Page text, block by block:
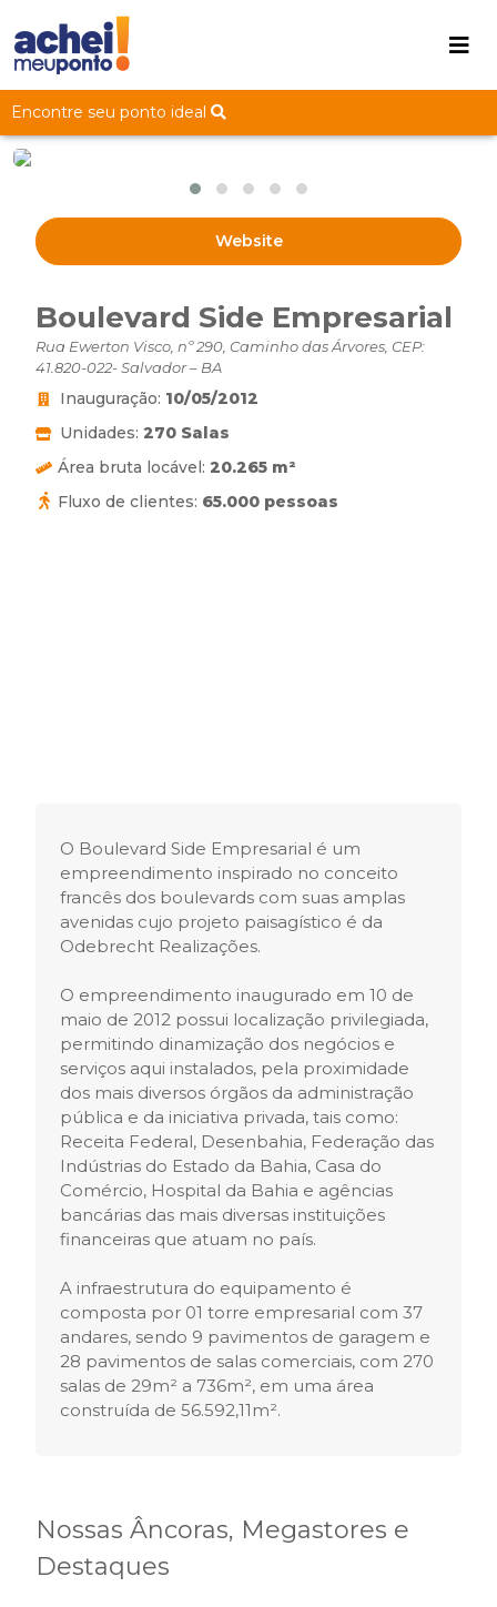
Encontre seu ponto ideal
Website
Boulevard Side Empresarial
Rua Ewerton Visco, nº 290, Caminho das Árvores, CEP:
41.820-022- Salvador – BA
Inauguração: 10/05/2012
Unidades: 270 Salas
Área bruta locável: 20.265 m²
Fluxo de clientes: 65.000 pessoas
O Boulevard Side Empresarial é um
empreendimento inspirado no conceito
francês dos boulevards com suas amplas
avenidas cujo projeto paisagístico é da
Odebrecht Realizações.
O empreendimento inaugurado em 10 de
maio de 2012 possui localização privilegiada,
permitindo dinamização dos negócios e
serviços aqui instalados, pela proximidade
dos mais diversos órgãos da administração
pública e da iniciativa privada, tais como:
Receita Federal, Desenbahia, Federação das
Indústrias do Estado da Bahia, Casa do
Comércio, Hospital da Bahia e agências
bancárias das mais diversas instituições
financeiras que atuam no país.
A infraestrutura do equipamento é
composta por 01 torre empresarial com 37
andares, sendo 9 pavimentos de garagem e
28 pavimentos de salas comerciais, com 270
salas de 29m² a 736m², em uma área
construída de 56.592,11m².
Nossas Âncoras, Megastores e
Destaques